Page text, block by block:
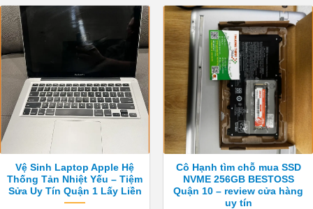
Vệ Sinh Laptop Apple Hệ
Thống Tản Nhiệt Yếu – Tiệm
Sửa Uy Tín Quận 1 Lấy Liền
Cô Hạnh tìm chỗ mua SSD
NVME 256GB BESTOSS
Quận 10 – review cửa hàng
uy tín